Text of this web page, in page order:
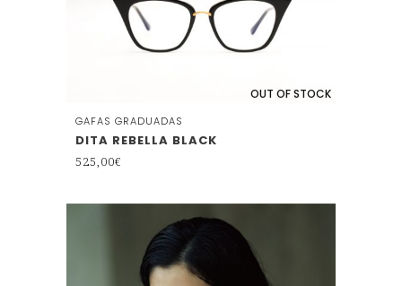
OUT OF STOCK
GAFAS GRADUADAS
DITA REBELLA BLACK
525,00€